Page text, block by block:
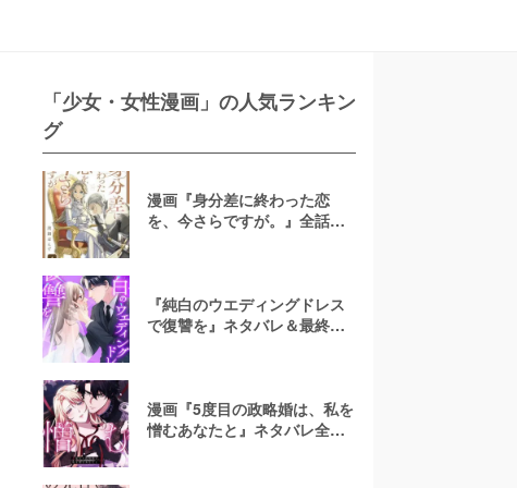
「少女・女性漫画」の人気ランキン
グ
漫画『身分差に終わった恋
を、今さらですが。』全話ネ
『純白のウエディングドレス
で復讐を』ネタバレ＆最終回
漫画『5度目の政略婚は、私を
憎むあなたと』ネタバレ全話